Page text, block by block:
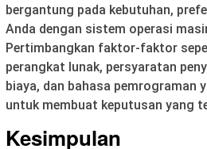
bergantung pada kebutuhan,
Anda dengan sistem operasi
Pertimbangkan faktor-faktor
perangkat lunak, persyaratan
biaya, dan bahasa pemrograman
untuk membuat keputusan yang
Kesimpulan